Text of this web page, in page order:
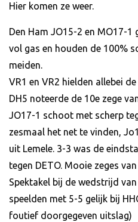
Hier komen ze weer.
Den Ham JO15-2 en MO17-1
vol gas en houden de 100%
meiden.
VR1 en VR2 hielden allebei
DH5 noteerde de 10e zege
JO17-1 schoot met scherp
zesmaal het net te vinden,
uit Lemele. 3-3 was de
tegen DETO. Mooie zeges
Spektakel bij de wedstrijd
speelden met 5-5 gelijk bij
foutief doorgegeven uitslag)